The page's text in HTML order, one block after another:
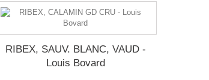
RIBEX, SAUV. BLANC, VAUD -
Louis Bovard